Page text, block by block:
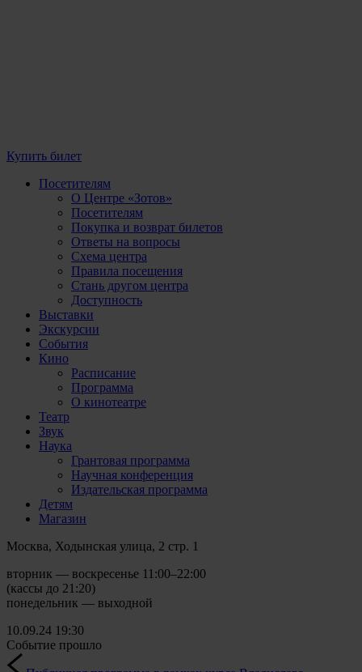
Купить билет
Посетителям
О Центре «Зотов»
Посетителям
Покупка и возврат билетов
Ответы на вопросы
Схема центра
Правила посещения
Стань другом центра
Доступность
Выставки
Экскурсии
События
Кино
Расписание
Программа
О кинотеатре
Театр
Звук
Наука
Грантовая программа
Научная конференция
Издательская программа
Детям
Магазин
Москва, Ходынская улица, 2 стр. 1
вторник — воскресенье 11:00–22:00
(кассы до 21:20)
понедельник — выходной
10.09.24 19:30
Событие прошло